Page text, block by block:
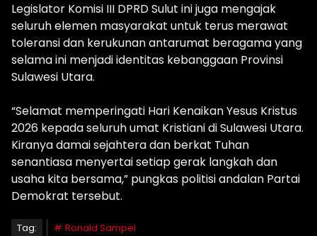
Legislator Komisi III DPRD Sulut ini juga mengajak
seluruh elemen masyarakat untuk terus merawat
toleransi dan kerukunan antarumat beragama yang
selama ini menjadi identitas kebanggaan Provinsi
Sulawesi Utara.
“Selamat memperingati Hari Kenaikan Yesus Kristus
2026 kepada seluruh umat Kristiani di Sulawesi Utara.
Kiranya damai sejahtera dan berkat Tuhan
senantiasa menyertai setiap gerak langkah dan
usaha kita bersama,” pungkas politisi andalan Partai
Demokrat tersebut.
Tag: Ronald Sampel